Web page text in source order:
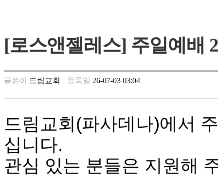
남
찾
은
꼴
크
키
넷
주
소
minky
합
[로스앤젤레스] 주일예배
글쓴이 드림교회 등록일 26-07-03 03:04
드림교회(파사데나)에서
십니다.
관심 있는 분들은 지원해